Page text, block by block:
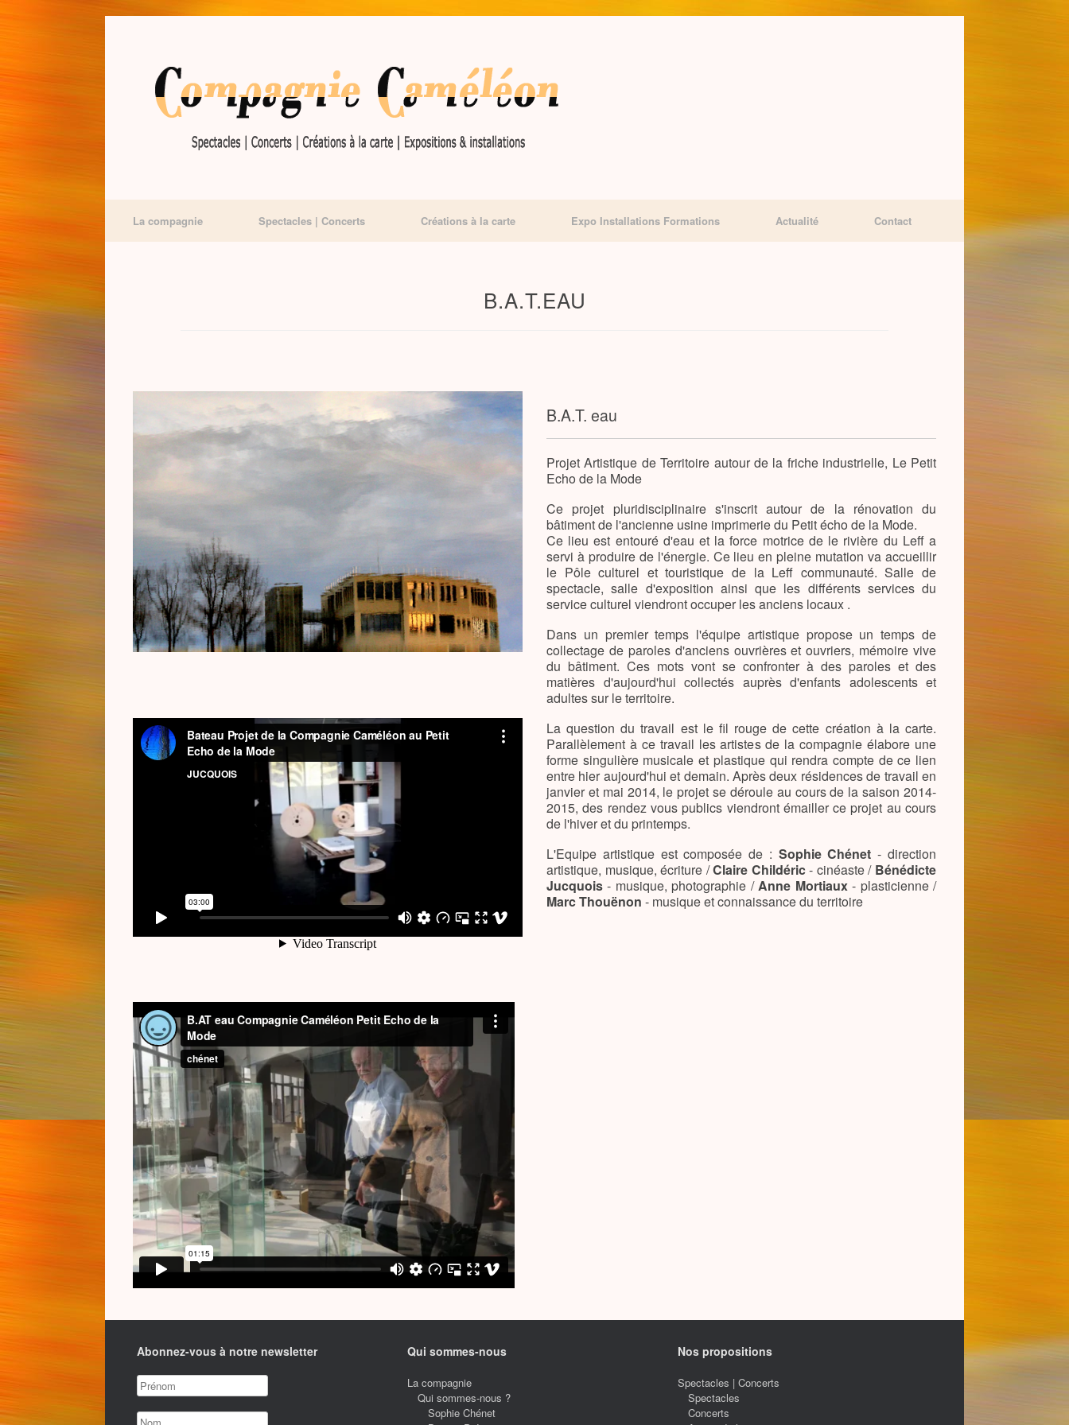
La compagnie Spectacles | Concerts Créations à la carte Expo Installations Formations Actualité Contact
B.A.T.EAU
B.A.T. eau
Projet Artistique de Territoire autour de la friche industrielle, Le Petit
Echo de la Mode
Ce projet pluridisciplinaire s'inscrit autour de la rénovation du
bâtiment de l'ancienne usine imprimerie du Petit écho de la Mode.
Ce lieu est entouré d'eau et la force motrice de le rivière du Leff a
servi à produire de l'énergie. Ce lieu en pleine mutation va accueillir
le Pôle culturel et touristique de la Leff communauté. Salle de
spectacle, salle d'exposition ainsi que les différents services du
service culturel viendront occuper les anciens locaux .
Dans un premier temps l'équipe artistique propose un temps de
collectage de paroles d'anciens ouvrières et ouvriers, mémoire vive
du bâtiment. Ces mots vont se confronter à des paroles et des
matières d'aujourd'hui collectés auprès d'enfants adolescents et
adultes sur le territoire.
La question du travail est le fil rouge de cette création à la carte.
Parallèlement à ce travail les artistes de la compagnie élabore une
forme singulière musicale et plastique qui rendra compte de ce lien
entre hier aujourd'hui et demain. Après deux résidences de travail en
janvier et mai 2014, le projet se déroule au cours de la saison 2014-
2015, des rendez vous publics viendront émailler ce projet au cours
de l'hiver et du printemps.
L'Equipe artistique est composée de : Sophie Chénet - direction
artistique, musique, écriture /Claire Childéric- cinéaste / Bénédicte
Jucquois - musique, photographie /Anne Mortiaux- plasticienne /
Marc Thouënon - musique et connaissance du territoire
Abonnez-vous à notre newsletter Qui sommes-nous
La compagnie
Qui sommes-nous ?
Sophie Chénet
Nos propositions
Spectacles | Concerts
Spectacles
Concerts